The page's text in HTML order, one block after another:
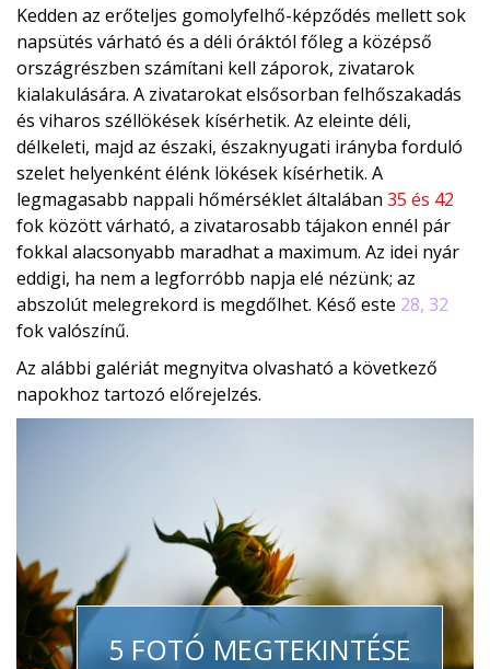
Kedden az erőteljes gomolyfelhő-képződés mellett sok
napsütés várható és a déli óráktól főleg a középső
országrészben számítani kell záporok, zivatarok
kialakulására. A zivatarokat elsősorban felhőszakadás
és viharos széllökések kísérhetik. Az eleinte déli,
délkeleti, majd az északi, északnyugati irányba forduló
szelet helyenként élénk lökések kísérhetik. A
legmagasabb nappali hőmérséklet általában 35 és 42
fok között várható, a zivatarosabb tájakon ennél pár
fokkal alacsonyabb maradhat a maximum. Az idei nyár
eddigi, ha nem a legforróbb napja elé nézünk; az
abszolút melegrekord is megdőlhet. Késő este 28, 32
fok valószínű.
Az alábbi galériát megnyitva olvasható a következő
napokhoz tartozó előrejelzés.
5 FOTÓ MEGTEKINTÉSE